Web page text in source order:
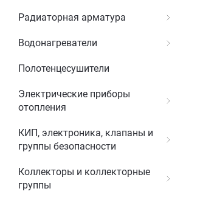
Радиаторная арматура
Водонагреватели
Полотенцесушители
Электрические приборы
отопления
КИП, электроника, клапаны и
группы безопасности
Коллекторы и коллекторные
группы